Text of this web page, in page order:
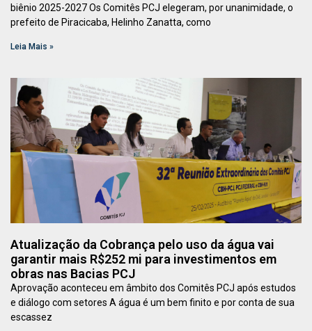
biênio 2025-2027 Os Comitês PCJ elegeram, por unanimidade, o
prefeito de Piracicaba, Helinho Zanatta, como
Leia Mais »
Atualização da Cobrança pelo uso da água vai
garantir mais R$252 mi para investimentos em
obras nas Bacias PCJ
Aprovação aconteceu em âmbito dos Comitês PCJ após estudos
e diálogo com setores A água é um bem finito e por conta de sua
escassez